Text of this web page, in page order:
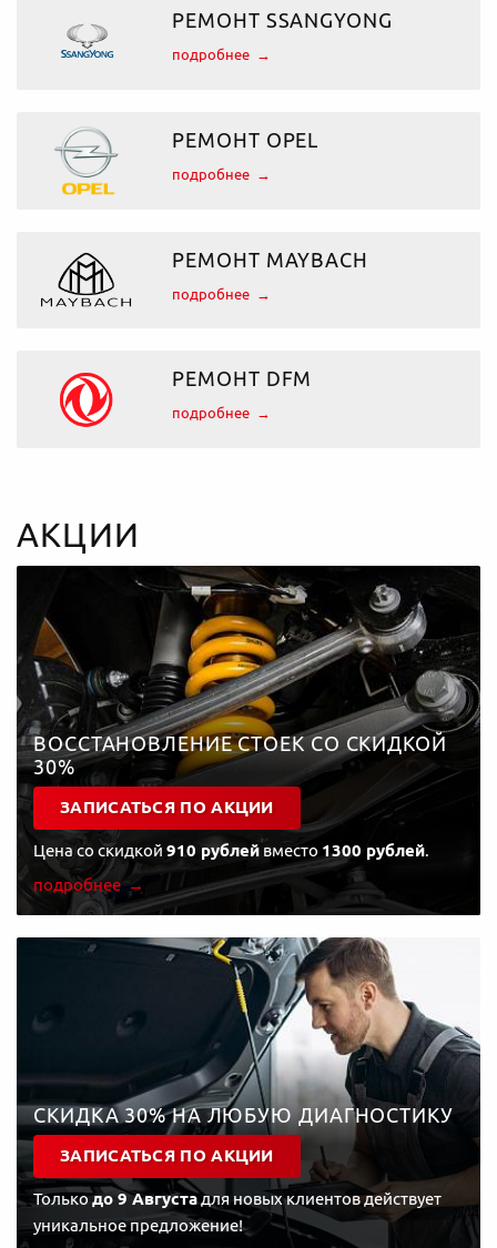
РЕМОНТ SSANGYONG
подробнее
РЕМОНТ OPEL
подробнее
РЕМОНТ MAYBACH
подробнее
РЕМОНТ DFM
подробнее
АКЦИИ
ВОССТАНОВЛЕНИЕ СТОЕК СО СКИДКОЙ
30%
ЗАПИСАТЬСЯ ПО АКЦИИ
Цена со скидкой 910 рублей вместо 1300 рублей.
подробнее
СКИДКА 30% НА ЛЮБУЮ ДИАГНОСТИКУ
ЗАПИСАТЬСЯ ПО АКЦИИ
Толькодо 9 Августадля новых клиентов действует
уникальное предложение!